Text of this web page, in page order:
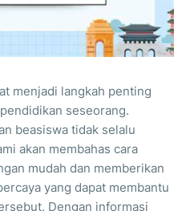
menjadi langkah penting
seseorang.
beasiswa tidak selalu
akan membahas cara
mudah dan memberikan
yang dapat membantu
Dengan informasi